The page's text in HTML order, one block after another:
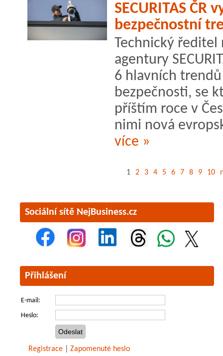
SECURITAS ČR
bezpečnostní
Technický
agentury
6 hlavních
bezpečnosti, se
příštím roce v
nimi nová
více »
1 2 3 4 5 6 7 8 9 10
Sociální sítě NejBusiness.cz
Přihlášení
E-mail:
Heslo:
Registrace Zapomenuté heslo